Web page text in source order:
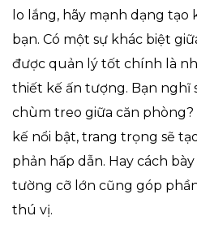
lo lắng, hãy mạnh dạng
bạn. Có một sự khác biệt
được quản lý tốt chính là
thiết kế ấn tượng. Bạn nghĩ
chùm treo giữa căn
kế nổi bật, trang trọng sẽ
phản hấp dẫn. Hay cách
tường cỡ lớn cũng góp
thú vị.